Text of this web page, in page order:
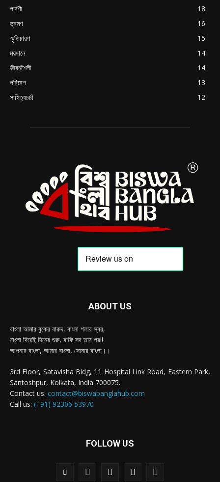
পার্বণী
18
ভ্রমণ
16
স্মৃতিচারণ
15
ময়দানে
14
জীবনশৈলী
14
পরিবেশ
13
সাহিত্যচর্চা
12
ABOUT US
বাংলা আমার বুকের বারুদ, বাংলা গলার স্বর,
বাংলা দিয়েই দিনের শুরু, বাকি সব তার পর!!
আপনার বাংলা, আমার বাংলা, সোনার বাংলা।।
3rd Floor, Satavisha Bldg, 11 Hospital Link Road, Eastern Park,
Santoshpur, Kolkata, India 700075.
Contact us: contact@biswabanglahub.com
Call us: (+91) 92306 53970
FOLLOW US